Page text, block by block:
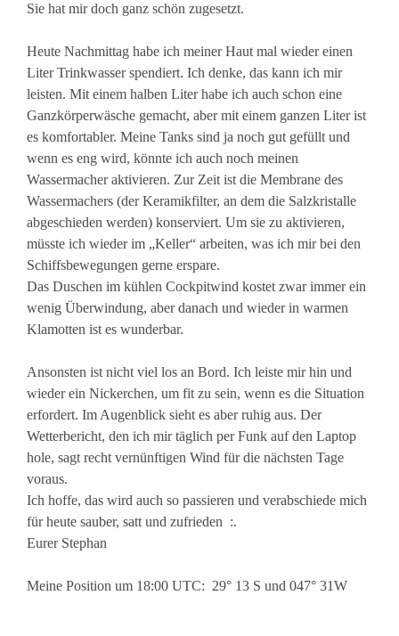
Sie hat mir doch ganz schön zugesetzt.
Heute Nachmittag habe ich meiner Haut mal wieder einen
Liter Trinkwasser spendiert. Ich denke, das kann ich mir
leisten. Mit einem halben Liter habe ich auch schon eine
Ganzkörperwäsche gemacht, aber mit einem ganzen Liter ist
es komfortabler. Meine Tanks sind ja noch gut gefüllt und
wenn es eng wird, könnte ich auch noch meinen
Wassermacher aktivieren. Zur Zeit ist die Membrane des
Wassermachers (der Keramikfilter, an dem die Salzkristalle
abgeschieden werden) konserviert. Um sie zu aktivieren,
müsste ich wieder im „Keller“ arbeiten, was ich mir bei den
Schiffsbewegungen gerne erspare.
Das Duschen im kühlen Cockpitwind kostet zwar immer ein
wenig Überwindung, aber danach und wieder in warmen
Klamotten ist es wunderbar.
Ansonsten ist nicht viel los an Bord. Ich leiste mir hin und
wieder ein Nickerchen, um fit zu sein, wenn es die Situation
erfordert. Im Augenblick sieht es aber ruhig aus. Der
Wetterbericht, den ich mir täglich per Funk auf den Laptop
hole, sagt recht vernünftigen Wind für die nächsten Tage
voraus.
Ich hoffe, das wird auch so passieren und verabschiede mich
für heute sauber, satt und zufrieden :.
Eurer Stephan
Meine Position um 18:00 UTC: 29° 13 S und 047° 31W